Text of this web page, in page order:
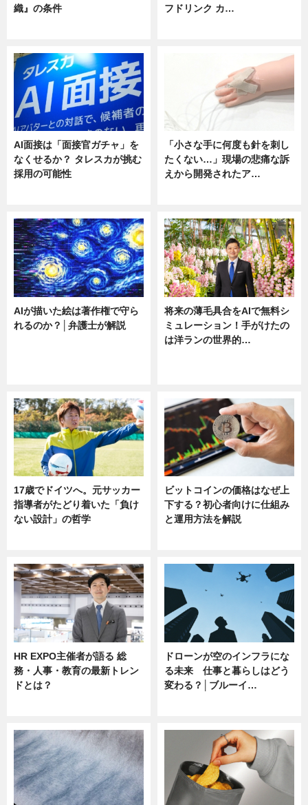
織』の条件
フドリンク カ…
AI面接は「面接官ガチャ」を
なくせるか？ タレスカが挑む
採用の可能性
「小さな手に何度も針を刺し
たくない…」現場の悲痛な訴
えから開発されたア…
AIが描いた絵は著作権で守ら
れるのか？│弁護士が解説
将来の薄毛具合をAIで無料シ
ミュレーション！手がけたの
は洋ランの世界的…
17歳でドイツへ。元サッカー
指導者がたどり着いた「負け
ない設計」の哲学
ビットコインの価格はなぜ上
下する？初心者向けに仕組み
と運用方法を解説
HR EXPO主催者が語る 総
務・人事・教育の最新トレン
ドとは？
ドローンが空のインフラにな
る未来 仕事と暮らしはどう
変わる？│ブルーイ…